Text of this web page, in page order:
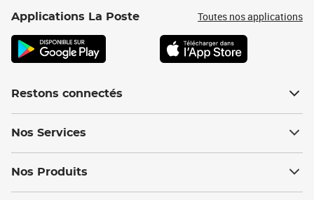
Applications La Poste Toutes nos applications
Restons connectés
Nos Services
Nos Produits